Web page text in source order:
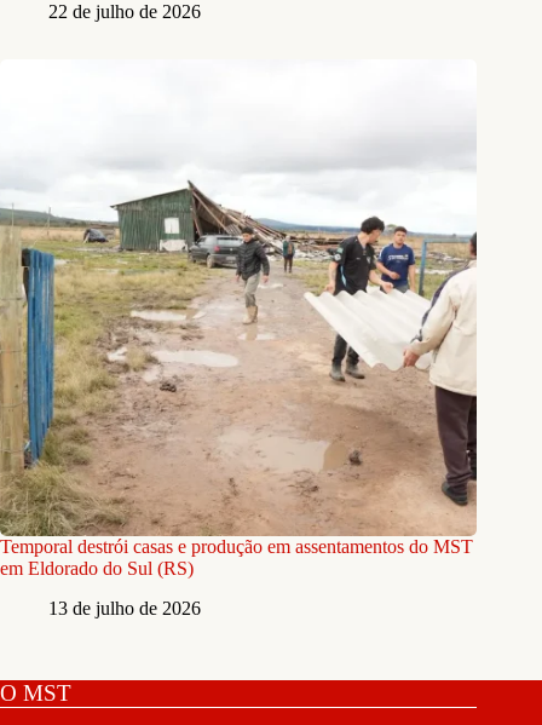
22 de julho de 2026
Temporal destrói casas e produção em assentamentos do MST
em Eldorado do Sul (RS)
13 de julho de 2026
O MST